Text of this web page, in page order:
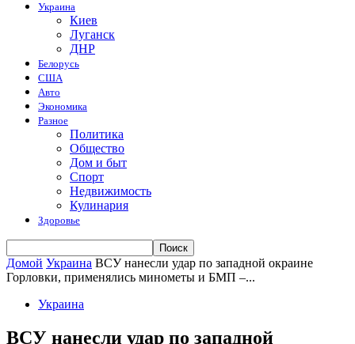
Украина
Киев
Луганск
ДНР
Белорусь
США
Авто
Экономика
Разное
Политика
Общество
Дом и быт
Спорт
Недвижимость
Кулинария
Здоровье
Домой Украина ВСУ нанесли удар по западной окраине
Горловки, применялись минометы и БМП –...
Украина
ВСУ нанесли удар по западной